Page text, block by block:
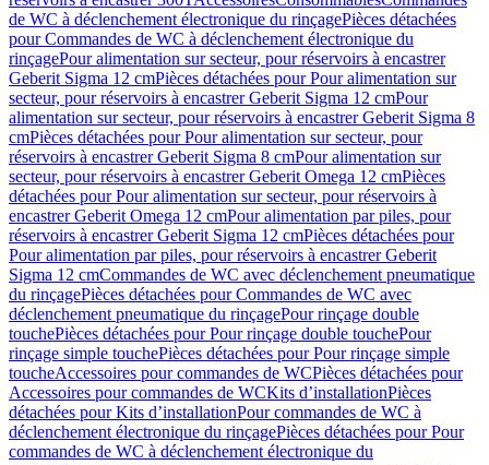
de WC à déclenchement électronique du rinçagePièces détachées
pour Commandes de WC à déclenchement électronique du
rinçagePour alimentation sur secteur, pour réservoirs à encastrer
Geberit Sigma 12 cmPièces détachées pour Pour alimentation sur
secteur, pour réservoirs à encastrer Geberit Sigma 12 cmPour
alimentation sur secteur, pour réservoirs à encastrer Geberit Sigma 8
cmPièces détachées pour Pour alimentation sur secteur, pour
réservoirs à encastrer Geberit Sigma 8 cmPour alimentation sur
secteur, pour réservoirs à encastrer Geberit Omega 12 cmPièces
détachées pour Pour alimentation sur secteur, pour réservoirs à
encastrer Geberit Omega 12 cmPour alimentation par piles, pour
réservoirs à encastrer Geberit Sigma 12 cmPièces détachées pour
Pour alimentation par piles, pour réservoirs à encastrer Geberit
Sigma 12 cmCommandes de WC avec déclenchement pneumatique
du rinçagePièces détachées pour Commandes de WC avec
déclenchement pneumatique du rinçagePour rinçage double
touchePièces détachées pour Pour rinçage double touchePour
rinçage simple touchePièces détachées pour Pour rinçage simple
toucheAccessoires pour commandes de WCPièces détachées pour
Accessoires pour commandes de WCKits d’installationPièces
détachées pour Kits d’installationPour commandes de WC à
déclenchement électronique du rinçagePièces détachées pour Pour
commandes de WC à déclenchement électronique du